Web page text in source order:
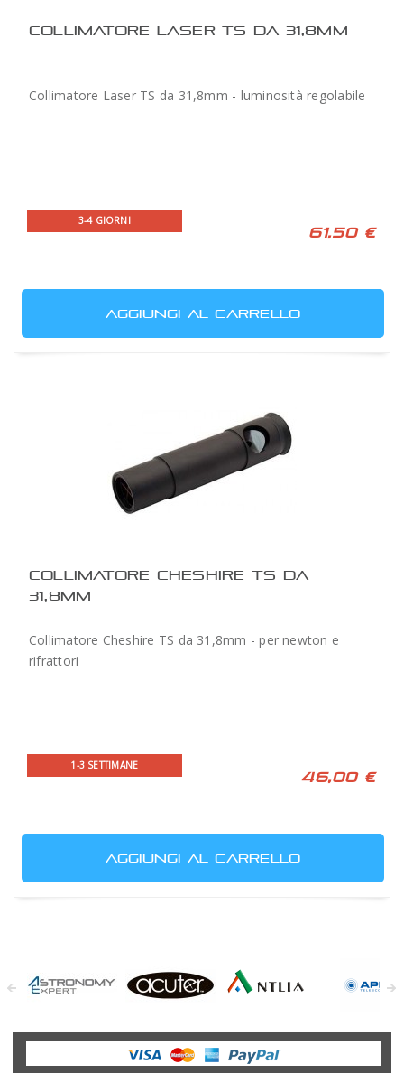
COLLIMATORE LASER TS DA 31,8MM
Collimatore Laser TS da 31,8mm - luminosità regolabile
3-4 GIORNI
61,50 €
AGGIUNGI AL CARRELLO
COLLIMATORE CHESHIRE TS DA
31,8MM
Collimatore Cheshire TS da 31,8mm - per newton e
rifrattori
1-3 SETTIMANE
46,00 €
AGGIUNGI AL CARRELLO
Expert
Telescopes